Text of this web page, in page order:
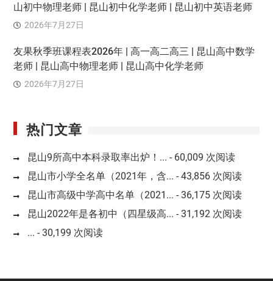
山初中物理老师 | 昆山初中化学老师 | 昆山初中英语老师
2026年7月27日
友果秋季班课程表2026年 | 高一高二高三 | 昆山高中数学
老师 | 昆山高中物理老师 | 昆山高中化学老师
2026年7月27日
热门文章
昆山9所高中本科录取率出炉！... - 60,009 次阅读
昆山市小学全名单（2021年，含... - 43,856 次阅读
昆山市高级中学高中名单（2021... - 36,175 次阅读
昆山2022年是各初中（四星级高... - 31,192 次阅读
... - 30,199 次阅读